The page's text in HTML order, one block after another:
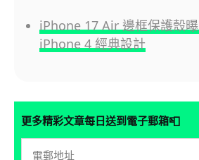
iPhone 17 Air 邊框保護殼
iPhone 4 經典設計
更多精彩文章每日送到電子郵箱📮